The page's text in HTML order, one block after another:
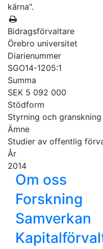
kärna".
Bidragsförvaltare
Örebro universitet
Diarienummer
SGO14-1205:1
Summa
SEK 5 092 000
Stödform
Styrning och
Ämne
Studier av offentlig
År
2014
Om oss
Forskning
Samverkan